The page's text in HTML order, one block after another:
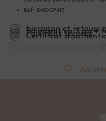
Réf. 2410CP917.
Livraison et retours
Paiement en 3 ou 4
Paiement sécurisé
Certificat